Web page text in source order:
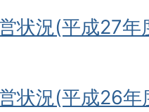
状況(平成27
状況(平成26